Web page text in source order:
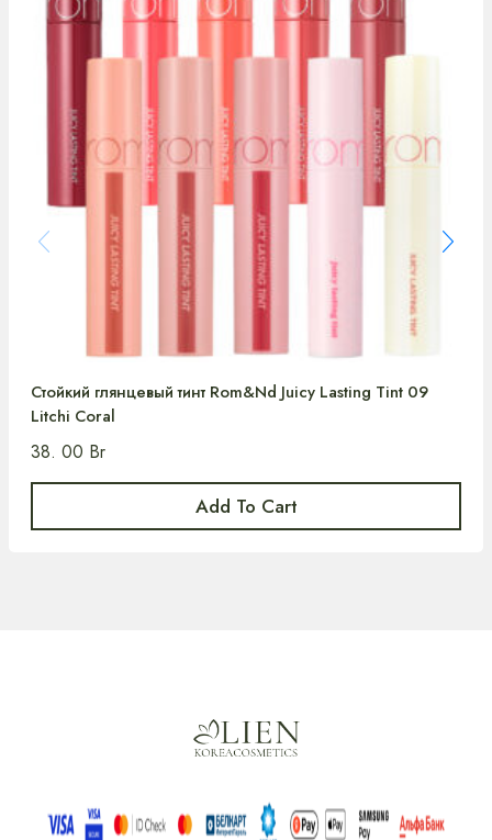
Стойкий глянцевый тинт Rom&Nd Juicy Lasting Tint 09
Litchi Coral
38. 00 Br
Add To Cart